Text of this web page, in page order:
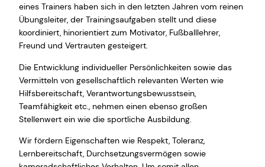
eines Trainers haben sich in den letzten Jahren vom reinen
Übungsleiter, der Trainingsaufgaben stellt und diese
koordiniert, hinorientiert zum Motivator, Fußballlehrer,
Freund und Vertrauten gesteigert.
Die Entwicklung individueller Persönlichkeiten sowie das
Vermitteln von gesellschaftlich relevanten Werten wie
Hilfsbereitschaft, Verantwortungsbewusstsein,
Teamfähigkeit etc., nehmen einen ebenso großen
Stellenwert ein wie die sportliche Ausbildung.
Wir fördern Eigenschaften wie Respekt, Toleranz,
Lernbereitschaft, Durchsetzungsvermögen sowie